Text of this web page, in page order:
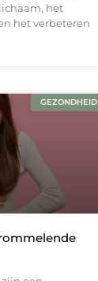
het
het verbeteren
GEZONDHEID